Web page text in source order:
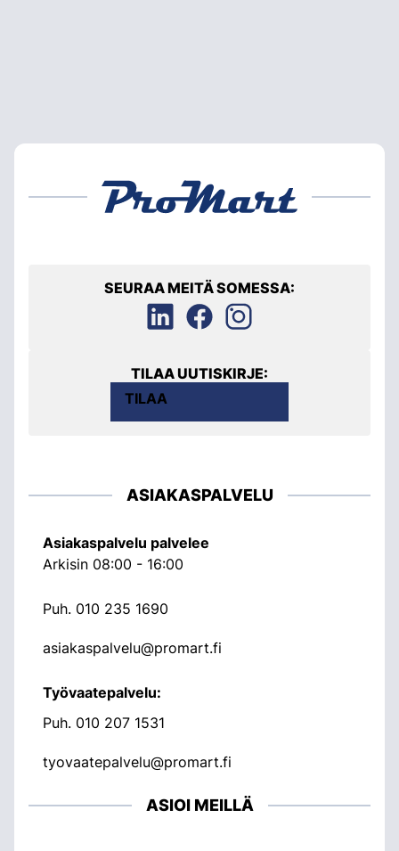
SEURAA MEITÄ SOMESSA:
TILAA UUTISKIRJE:
TILAA
ASIAKASPALVELU
Asiakaspalvelu palvelee
Arkisin 08:00 - 16:00
Puh. 010 235 1690
asiakaspalvelu@promart.fi
Työvaatepalvelu:
Puh. 010 207 1531
tyovaatepalvelu@promart.fi
ASIOI MEILLÄ